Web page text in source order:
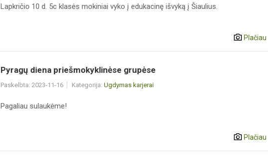
Lapkričio 10 d. 5c klasės mokiniai vyko į edukacinę išvyką į Šiaulius.
Plačiau
Pyragų diena priešmokyklinėse grupėse
Paskelbta: 2023-11-16 Kategorija: Ugdymas karjerai
Pagaliau sulaukėme!
Plačiau